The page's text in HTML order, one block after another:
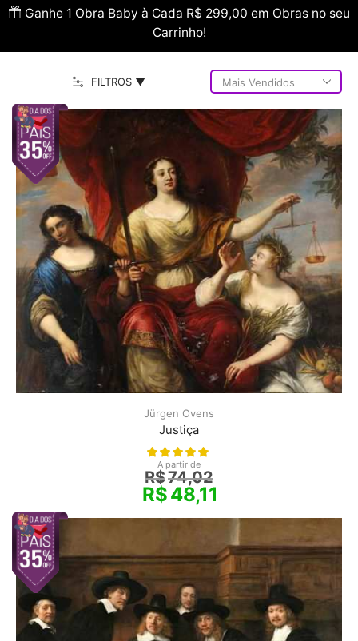
Ganhe 1 Obra Baby à Cada R$ 299,00 em Obras no seu
Carrinho!
FILTROS ▼
Jürgen Ovens
Justiça
A partir de
R$74,02
R$48,11